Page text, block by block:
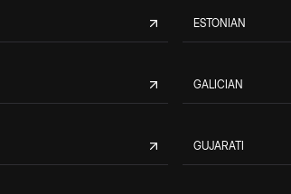
ESTONIAN
GALICIAN
GUJARATI